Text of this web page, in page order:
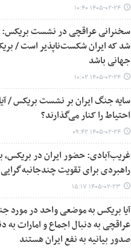
۱۴۰۵-۰۲-۲۴ ۱۰:۴۰
سخنرانی عراقچی در نشست بریکس:
شد که ایران شکست‌ناپذیر است /
جهانی باشد
۱۴۰۵-۰۲-۲۴ ۱۰:۰۲
سایه جنگ ایران بر نشست بریکس /
احتیاط را کنار می‌گذارند؟
۱۴۰۵-۰۲-۲۴ ۰۹:۴۲
غریب‌آبادی: حضور ایران در بریکس،
راهبردی برای تقویت
۱۴۰۵-۰۲-۲۳ ۱۵:۱۷
آیا بریکس به موضعی واحد در مورد
عراقچی به دنبال اجماع و امارات به
صدور بیانیه به نفع ایران هستند